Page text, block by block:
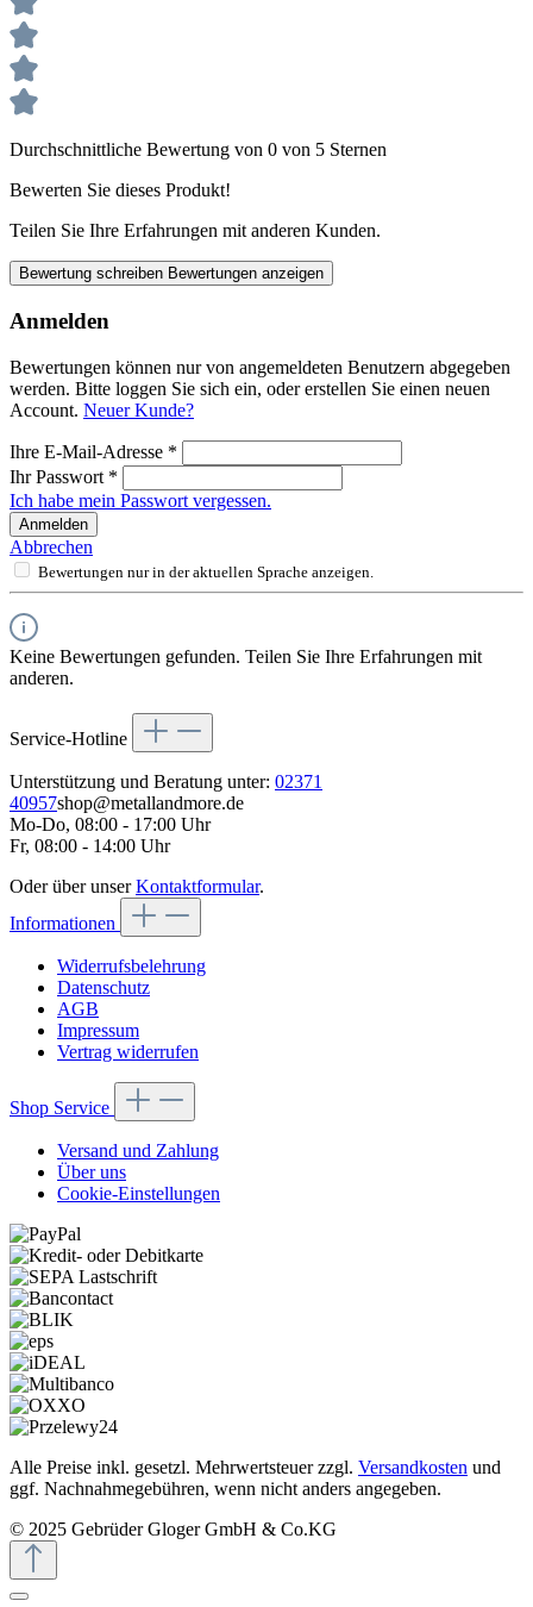
Durchschnittliche Bewertung von 0 von 5 Sternen
Bewerten Sie dieses Produkt!
Teilen Sie Ihre Erfahrungen mit anderen Kunden.
Bewertung schreiben Bewertungen anzeigen
Anmelden
Bewertungen können nur von angemeldeten Benutzern abgegeben
werden. Bitte loggen Sie sich ein, oder erstellen Sie einen neuen
Account. Neuer Kunde?
Ihre E-Mail-Adresse *
Ihr Passwort *
Ich habe mein Passwort vergessen.
Anmelden
Abbrechen
Bewertungen nur in der aktuellen Sprache anzeigen.
Keine Bewertungen gefunden. Teilen Sie Ihre Erfahrungen mit
anderen.
Service-Hotline
Unterstützung und Beratung unter: 02371
40957shop@metallandmore.de
Mo-Do, 08:00 - 17:00 Uhr
Fr, 08:00 - 14:00 Uhr
Oder über unserKontaktformular.
Informationen
Widerrufsbelehrung
Datenschutz
AGB
Impressum
Vertrag widerrufen
Shop Service
Versand und Zahlung
Über uns
Cookie-Einstellungen
Alle Preise inkl. gesetzl. Mehrwertsteuer zzgl. Versandkosten und
ggf. Nachnahmegebühren, wenn nicht anders angegeben.
© 2025 Gebrüder Gloger GmbH & Co.KG